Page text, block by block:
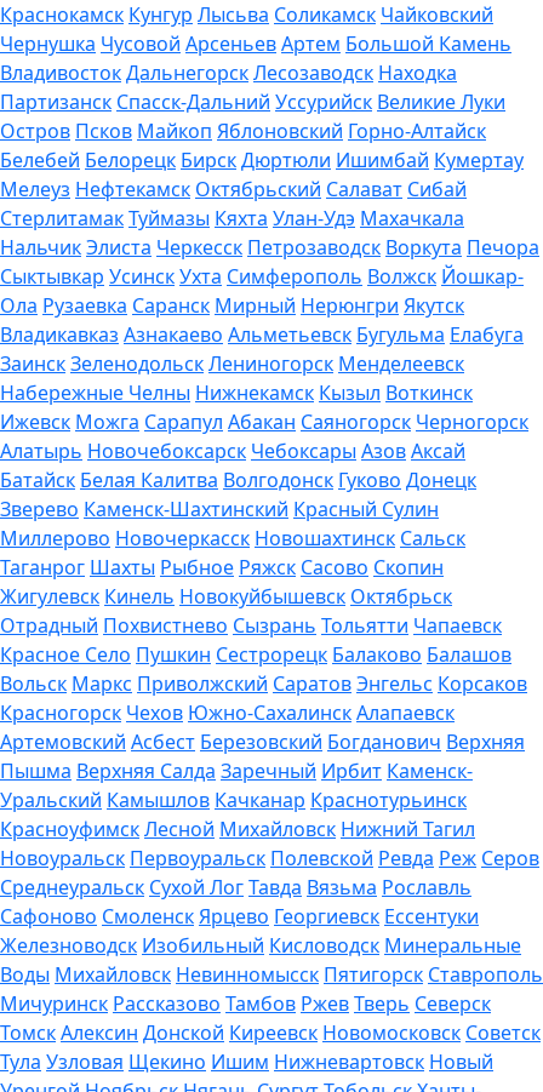
Краснокамск Кунгур Лысьва Соликамск Чайковский
Чернушка Чусовой АрсеньевАртем Большой Камень
ВладивостокДальнегорскЛесозаводск Находка
Партизанск Спасск-Дальний Уссурийск Великие Луки
Остров Псков Майкоп Яблоновский Горно-Алтайск
Белебей Белорецк БирскДюртюли Ишимбай Кумертау
Мелеуз Нефтекамск Октябрьский Салават Сибай
СтерлитамакТуймазы Кяхта Улан-Удэ Махачкала
НальчикЭлиста Черкесск Петрозаводск Воркута Печора
Сыктывкар УсинскУхта Симферополь Волжск Йошкар-
Ола Рузаевка Саранск Мирный Нерюнгри Якутск
Владикавказ Азнакаево Альметьевск Бугульма Елабуга
ЗаинскЗеленодольскЛениногорск Менделеевск
Набережные Челны Нижнекамск Кызыл Воткинск
Ижевск Можга Сарапул Абакан Саяногорск Черногорск
Алатырь Новочебоксарск Чебоксары АзовАксай
Батайск Белая Калитва Волгодонск Гуково Донецк
Зверево Каменск-Шахтинский Красный Сулин
Миллерово Новочеркасск Новошахтинск Сальск
Таганрог Шахты Рыбное Ряжск Сасово Скопин
Жигулевск Кинель Новокуйбышевск Октябрьск
Отрадный Похвистнево Сызрань Тольятти Чапаевск
Красное Село Пушкин Сестрорецк Балаково Балашов
Вольск Маркс Приволжский СаратовЭнгельс Корсаков
Красногорск Чехов Южно-СахалинскАлапаевск
Артемовский Асбест Березовский Богданович Верхняя
Пышма Верхняя Салда Заречный Ирбит Каменск-
Уральский Камышлов Качканар Краснотурьинск
КрасноуфимскЛесной Михайловск Нижний Тагил
Новоуральск Первоуральск Полевской Ревда Реж Серов
Среднеуральск Сухой ЛогТавда Вязьма Рославль
Сафоново СмоленскЯрцево Георгиевск Ессентуки
Железноводск Изобильный Кисловодск Минеральные
Воды Михайловск Невинномысск Пятигорск Ставрополь
Мичуринск Рассказово Тамбов РжевТверь Северск
ТомскАлексин Донской Киреевск Новомосковск Советск
Тула Узловая Щекино Ишим Нижневартовск Новый